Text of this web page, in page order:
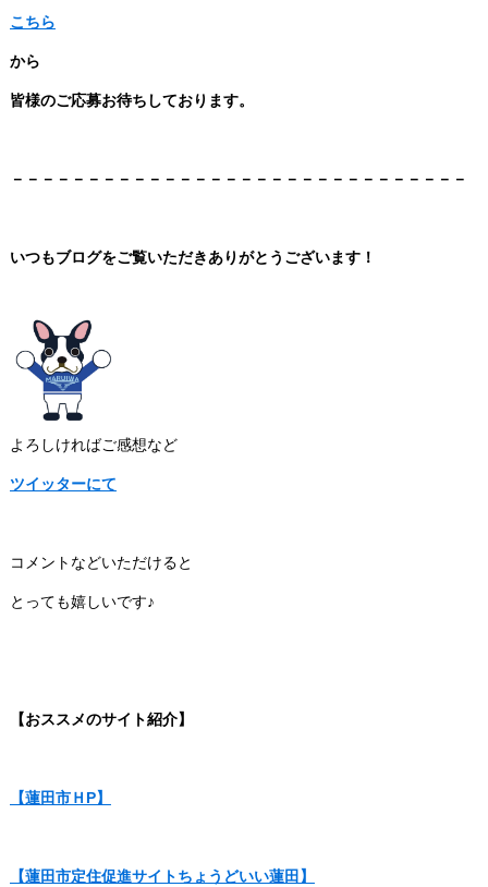
こちら
から
皆様のご応募お待ちしております。
－－－－－－－－－－－－－－－－－－－－－－－－－－－－－－
いつもブログをご覧いただきありがとうございます！
よろしければご感想など
ツイッターにて
コメントなどいただけると
とっても嬉しいです♪
【おススメのサイト紹介】
【蓮田市ＨP】
【蓮田市定住促進サイトちょうどいい蓮田】